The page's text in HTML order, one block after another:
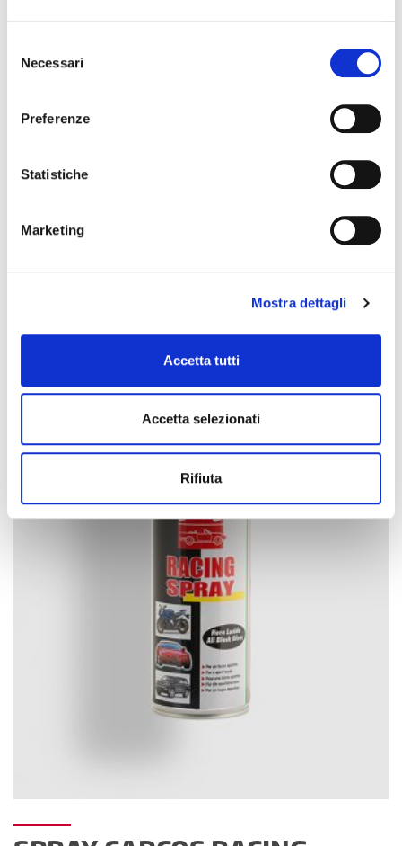
delNecessari
Preferenze
Statistiche
Marketing
Mostra dettagli
Accetta tutti
Accetta selezionati
Rifiuta
ZINC SPRAY LIGHT